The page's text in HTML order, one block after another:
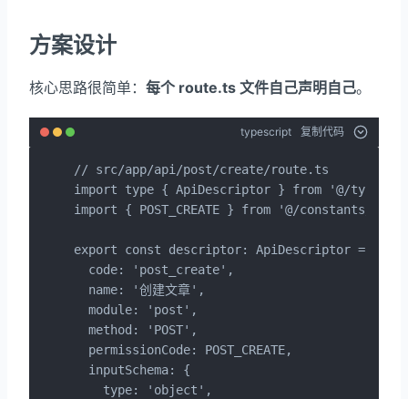
方案设计
核心思路很简单： 每个 route.ts 文件自己声明自己。
typescript 复制代码
// src/app/api/post/create/route.ts
import type { ApiDescriptor } from '@/types/
import { POST_CREATE } from '@/constants/
export const descriptor: ApiDescriptor = {
  code: 'post_create',
  name: '创建文章',
  module: 'post',
  method: 'POST',
  permissionCode: POST_CREATE,
  inputSchema: {
    type: 'object',